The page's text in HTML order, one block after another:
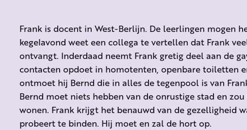
Frank is docent in West-Berlijn. De leerlingen mogen
kegelavond weet een collega te vertellen dat Frank
ontvangt. Inderdaad neemt Frank gretig deel aan de
contacten opdoet in homotenten, openbare toiletten
ontmoet hij Bernd die in alles de tegenpool is van
Bernd moet niets hebben van de onrustige stad en
wonen. Frank krijgt het benauwd van de gezelligheid
probeert te binden. Hij moet en zal de hort op.